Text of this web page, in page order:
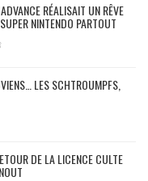
RÉALISAIT UN RÊVE
NINTENDO PARTOUT
LES SCHTROUMPFS,
DE LA LICENCE CULTE